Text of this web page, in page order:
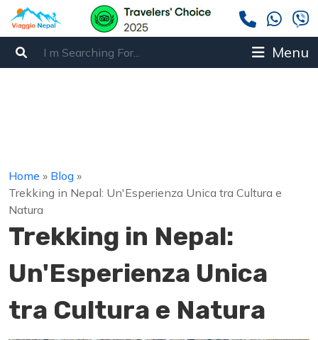
Menu
Home » Blog »
Trekking in Nepal: Un'Esperienza Unica tra Cultura e
Natura
Trekking in Nepal:
Un'Esperienza Unica
tra Cultura e Natura